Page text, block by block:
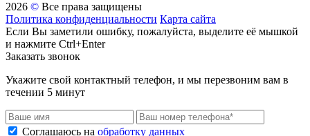
2026 © Все права защищены
Политика конфиденциальности Карта сайта
Если Вы заметили ошибку, пожалуйста, выделите её мышкой
и нажмите Ctrl+Enter
Заказать звонок
Укажите свой контактный телефон, и мы перезвоним вам в
течении 5 минут
Соглашаюсь на обработку данных